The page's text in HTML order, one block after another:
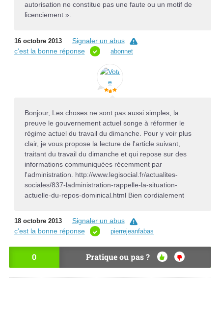
autorisation ne constitue pas une faute ou un motif de
licenciement ».
16 octobre 2013
Signaler un abus
c’est la bonne réponse
abonnet
Bonjour, Les choses ne sont pas aussi simples, la
preuve le gouvernement actuel songe à réformer le
régime actuel du travail du dimanche. Pour y voir plus
clair, je vous propose la lecture de l'article suivant,
traitant du travail du dimanche et qui repose sur des
informations communiquées récemment par
l'administration. http://www.legisocial.fr/actualites-
sociales/837-ladministration-rappelle-la-situation-
actuelle-du-repos-dominical.html Bien cordialement
18 octobre 2013
Signaler un abus
c’est la bonne réponse
pierrejeanfabas
0 Pratique ou pas ?
OU
I
NO